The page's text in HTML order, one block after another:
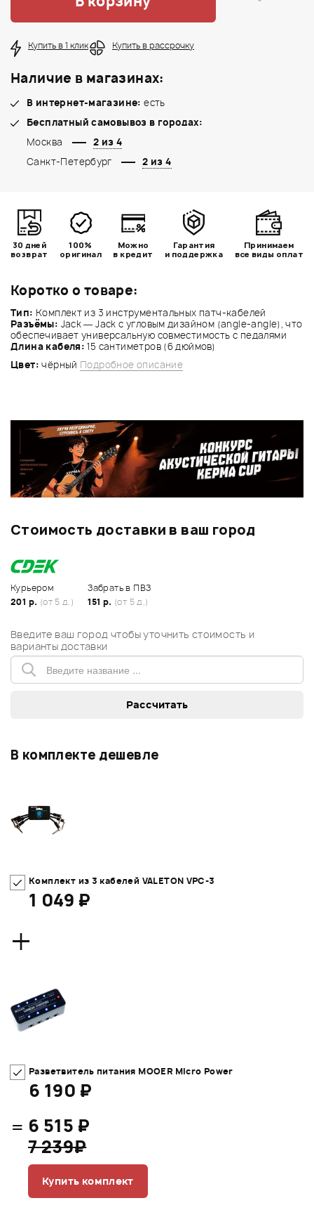
Коротко о товаре:
Тип: Комплект из 3 инструментальных патч-кабелей
Разъёмы: Jack — Jack с угловым дизайном (angle-angle), что
обеспечивает универсальную совместимость с педалями
Длина кабеля: 15 сантиметров (6 дюймов)
Цвет:чёрный Подробное описание
Купить в 1 клик Купить в рассрочку
Наличие в магазинах:
В интернет-магазине: есть
Бесплатный самовывоз в городах:
Москва
2 из 4
Санкт-Петербург
2 из 4
30 дней
возврат
100%
оригинал
Можно
в кредит
Гарантия
и поддержка
Принимаем
все виды оплат
Стоимость доставки в ваш город
Курьером
201 р. (от 5 д.)
Забрать в ПВЗ
151 р. (от 5 д.)
Введите ваш город чтобы уточнить стоимость и
варианты доставки
В комплекте дешевле
Комплект из 3 кабелей VALETON VPC-3
1 049 ₽
+
Разветвитель питания MOOER Micro Power
6 190 ₽
= 6 515 ₽
7 239₽
Купить комплект